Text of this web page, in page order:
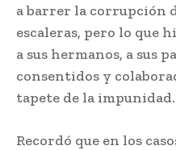
a barrer la corrupción
escaleras, pero lo que
a sus hermanos, a sus
consentidos y
tapete de la impunidad.
Recordó que en los